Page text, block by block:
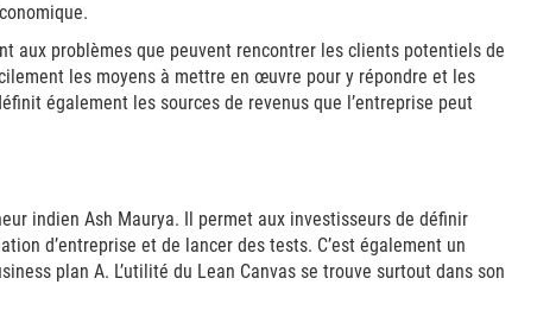
aux problèmes que peuvent rencontrer les clients potentiels de
les moyens à mettre en œuvre pour y répondre et les
également les sources de revenus que l’entreprise peut
indien Ash Maurya. Il permet aux investisseurs de définir
d’entreprise et de lancer des tests. C’est également un
plan A. L’utilité du Lean Canvas se trouve surtout dans son